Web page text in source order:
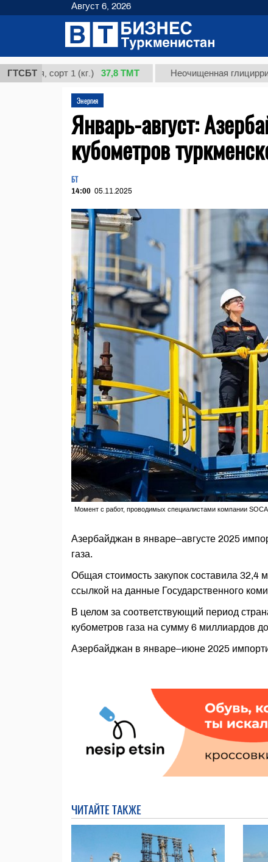
ГТСБТ
сорт 1 (кг.) 37,8 ТМТ Неочищенная
Энергия
Январь-август:
кубометров
БТ
14:00 05.11.2025
Момент с работ, проводимых специалистами компании
Азербайджан в январе–августе 2025
газа.
Общая стоимость закупок составила
ссылкой на данные Государственного
В целом за соответствующий период
кубометров газа на сумму 6 миллиардов
Азербайджан в январе–июне 2025
ЧИТАЙТЕ ТАКЖЕ
Август 6, 2026